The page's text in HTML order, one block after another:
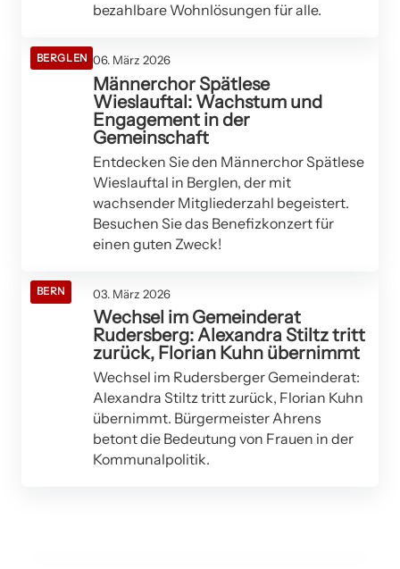
bezahlbare Wohnlösungen für alle.
BERGLEN 06. März 2026
Männerchor Spätlese
Wieslauftal: Wachstum und
Engagement in der
Gemeinschaft
Entdecken Sie den Männerchor Spätlese
Wieslauftal in Berglen, der mit
wachsender Mitgliederzahl begeistert.
Besuchen Sie das Benefizkonzert für
einen guten Zweck!
BERN 03. März 2026
Wechsel im Gemeinderat
Rudersberg: Alexandra Stiltz tritt
zurück, Florian Kuhn übernimmt
Wechsel im Rudersberger Gemeinderat:
Alexandra Stiltz tritt zurück, Florian Kuhn
übernimmt. Bürgermeister Ahrens
betont die Bedeutung von Frauen in der
Kommunalpolitik.
28. Februar 2026
Der Abstiegskampf in der Fußball-